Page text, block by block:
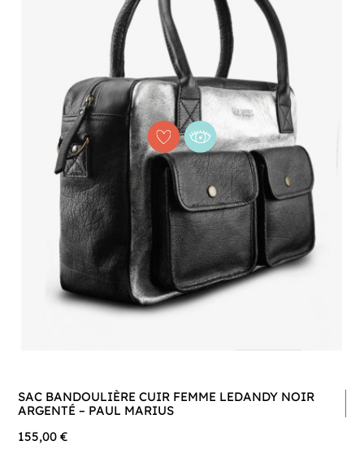
SAC BANDOULIÈRE CUIR FEMME LEDANDY NOIR
ARGENTÉ – PAUL MARIUS
155,00 €